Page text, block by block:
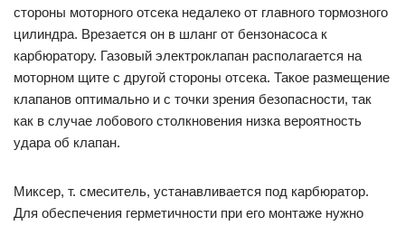
стороны моторного отсека недалеко от главного тормозного
цилиндра. Врезается он в шланг от бензонасоса к
карбюратору. Газовый электроклапан располагается на
моторном щите с другой стороны отсека. Такое размещение
клапанов оптимально и с точки зрения безопасности, так
как в случае лобового столкновения низка вероятность
удара об клапан.
Миксер, т. смеситель, устанавливается под карбюратор.
Для обеспечения герметичности при его монтаже нужно